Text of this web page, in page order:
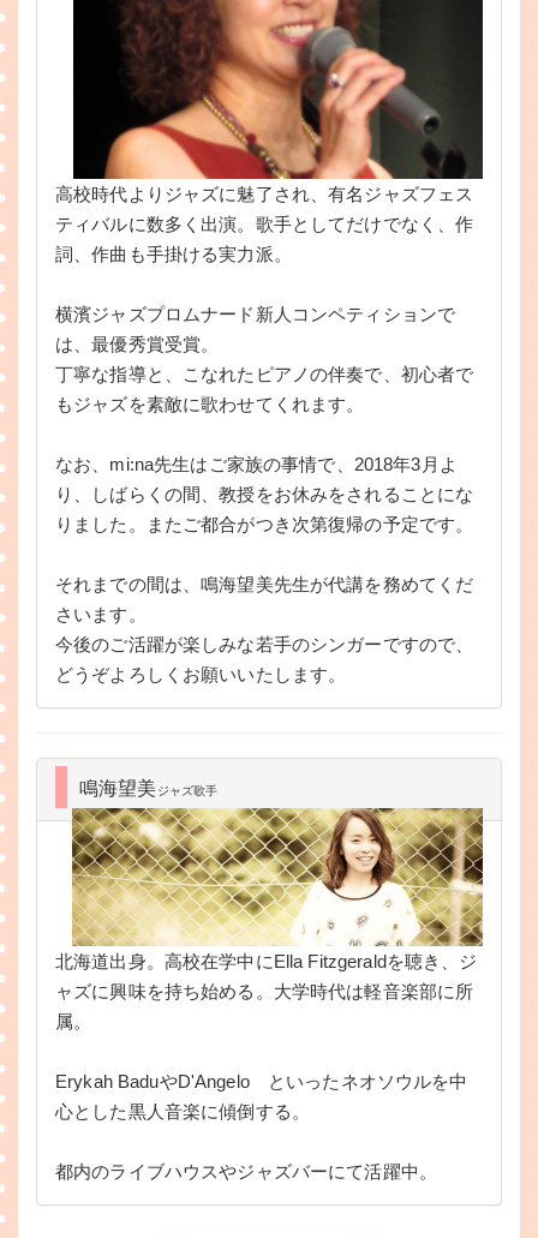
高校時代よりジャズに魅了され、有名ジャズフェス
ティバルに数多く出演。歌手としてだけでなく、作
詞、作曲も手掛ける実力派。
横濱ジャズプロムナード新人コンペティションで
は、最優秀賞受賞。
丁寧な指導と、こなれたピアノの伴奏で、初心者で
もジャズを素敵に歌わせてくれます。
なお、mi:na先生はご家族の事情で、2018年3月よ
り、しばらくの間、教授をお休みをされることにな
りました。またご都合がつき次第復帰の予定です。
それまでの間は、鳴海望美先生が代講を務めてくだ
さいます。
今後のご活躍が楽しみな若手のシンガーですので、
どうぞよろしくお願いいたします。
鳴海望美 ジャズ歌手
北海道出身。高校在学中にElla Fitzgeraldを聴き、ジ
ャズに興味を持ち始める。大学時代は軽音楽部に所
属。
Erykah BaduやD'Angelo といったネオソウルを中
心とした黒人音楽に傾倒する。
都内のライブハウスやジャズバーにて活躍中。